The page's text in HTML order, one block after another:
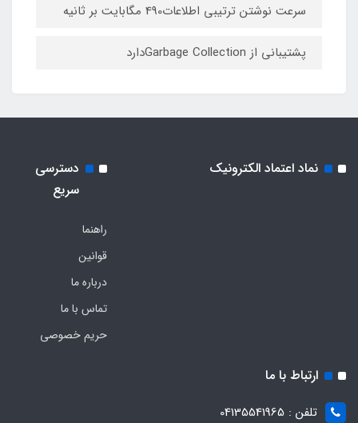
سرعت نوشتن ترتیبی اطلاعات490 مگابایت بر ثانیه
پشتیبانی از Garbage Collectionدارد
نماد اعتماد الکترونیک
دسترسی
سریع
راهنما
قوانین
درباره ما
تماس با ما
حریم خصوصی
ارتباط با ما
تلفن : 04135541965